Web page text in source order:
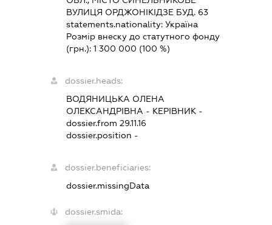
ВУЛИЦЯ ОРДЖОНІКІДЗЕ БУД. 63
statements.nationality: Україна
Розмір внеску до статутного фонду
(грн.): 1 300 000 (100 %)
dossier.heads:
ВОДЯНИЦЬКА ОЛЕНА
ОЛЕКСАНДРІВНА - КЕРІВНИК-
dossier.from 29.11.16
dossier.position -
dossier.beneficiaries:
dossier.missingData
dossier.smida: